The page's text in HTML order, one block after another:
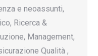
e neoassunti,
Ricerca &
Management,
Qualità ,